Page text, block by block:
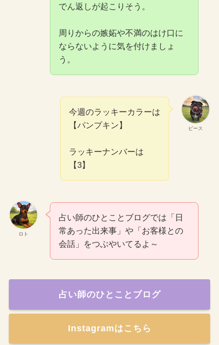
でん返しが起こりそう。
周りからの嫉妬や不満のはけ口に
ならないように気を付けましょ
う。
ピース
今週のラッキーカラーは
【パンプキン】
ラッキーナンバーは
【3】
ロト
占い師のひとことブログでは「日
常あった出来事」や「お客様との
会話」をつぶやいてるよ～
占い師のひとことブログ
Instagramはこちら